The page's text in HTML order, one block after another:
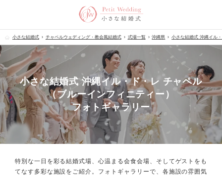
小さな結婚式 チャペルウェディング・教会風結婚式 式場一覧 沖縄県 小さな結婚式 沖縄イル
小さな結婚式 沖縄イル・ド・レ チャペル
（ブルーインフィニティー）
フォトギャラリー
特別な一日を彩る結婚式場、心温まる会食会場、 そしてゲストをも
てなす多彩な施設をご紹介。フォトギャラリーで、 各施設の雰囲気